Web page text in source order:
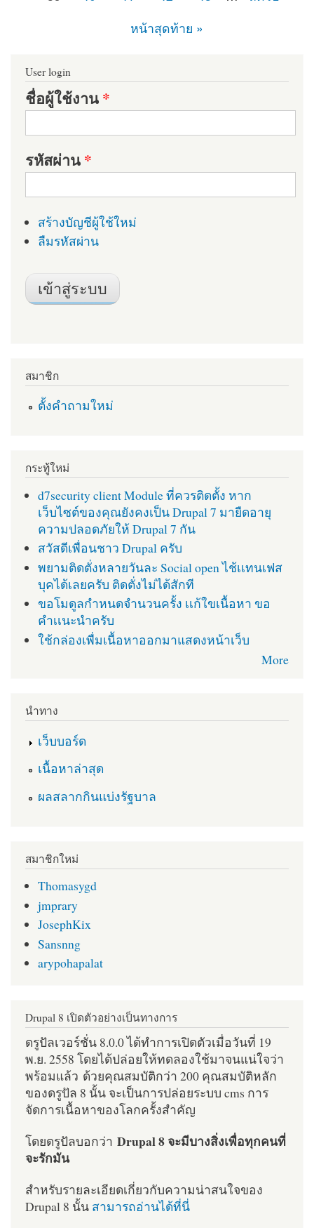
หน้าสุดท้าย »
User login
ชื่อผู้ใช้งาน*
รหัสผ่าน*
สร้างบัญชีผู้ใช้ใหม่
ลืมรหัสผ่าน
สมาชิก
ตั้งคำถามใหม่
กระทู้ใหม่
d7security client Module ที่ควรติดตั้ง หาก
เว็บไซต์ของคุณยังคงเป็น Drupal 7 มายืดอายุ
ความปลอดภัยให้ Drupal 7 กัน
สวัสดีเพื่อนชาว Drupal ครับ
พยามติดตั่งหลายวันละ Social open ไช้เเทนเฟส
บุคได้เลยครับ ติดตั่งไม่ได้สักที
ขอโมดูลกำหนดจำนวนครั้ง เเก้ใขเนื้อหา ขอ
คำเเนะนำครับ
ใช้กล่องเพื่มเนื้อหาออกมาแสดงหน้าเว็บ
More
นำทาง
เว็บบอร์ด
เนื้อหาล่าสุด
ผลสลากกินแบ่งรัฐบาล
สมาชิกใหม่
Thomasygd
jmprary
JosephKix
Sansnng
arypohapalat
Drupal 8 เปิดตัวอย่างเป็นทางการ
ดรูปัลเวอร์ชั่น 8.0.0 ได้ทำการเปิดตัวเมื่อวันที่ 19
พ.ย. 2558 โดยได้ปล่อยให้ทดลองใช้มาจนแน่ใจว่า
พร้อมแล้ว ด้วยคุณสมบัติกว่า 200 คุณสมบัติหลัก
ของดรูปัล 8 นั้น จะเป็นการปล่อยระบบ cms การ
จัดการเนื้อหาของโลกครั้งสำคัญ
โดยดรูปัลบอกว่า Drupal 8 จะมีบางสิ่งเพื่อทุกคนที่
จะรักมัน
สำหรับรายละเอียดเกี่ยวกับความน่าสนใจของ
Drupal 8 นั้น สามารถอ่านได้ที่นี่